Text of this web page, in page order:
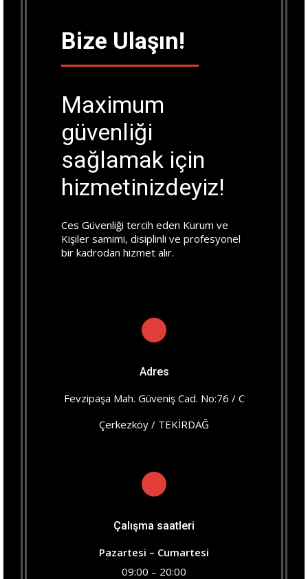
Bize Ulaşın!
Maximum
güvenliği
sağlamak için
hizmetinizdeyiz!
Ces Güvenliği tercih eden Kurum ve
Kişiler samimi, disiplinli ve profesyonel
bir kadrodan hizmet alır.
Adres
Fevzipaşa Mah. Güveniş Cad. No:76 / C
Çerkezköy / TEKİRDAĞ
Çalışma saatleri
Pazartesi – Cumartesi
09:00 – 20:00